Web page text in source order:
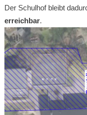
Der Schulhof bleibt
erreichbar.